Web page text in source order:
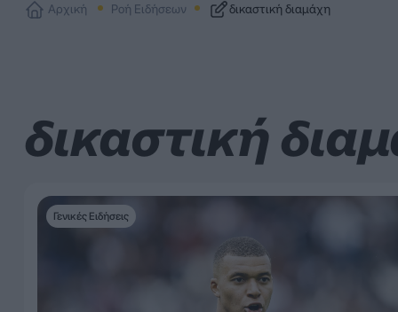
Αρχική Ροή Ειδήσεων δικαστική διαμάχη
δικαστική
Γενικές Ειδήσεις